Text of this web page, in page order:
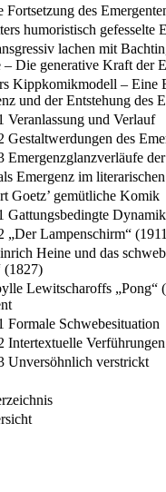
Fortsetzung des
humoristisch gefesselte
lachen mit
– Die generative Kraft der
Kippkomikmodell – Eine
und der Entstehung des
Veranlassung und Verlauf
Gestaltwerdungen des
Emergenzglanzverläufe
Emergenz im
Goetz’ gemütliche Komik
Gattungsbedingte
„Der Lampenschirm“
Heine und das
(1827)
Lewitscharoffs „Pong“
Formale Schwebesituation
Intertextuelle Verführungen
Unversöhnlich verstrickt